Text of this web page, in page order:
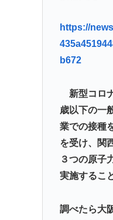
【注目】元ジャン
年を求刑‼
【悲報】女さん、
メンタリスト
開く価値がない奴
【速報】NHKの性
が衝撃告白！
【消費減税】日本
し立たず
じゃない！ライザ
https://
b672
新型コロ
歳以下の一
業での接種
を受け、関
３つの原子
実施する
調べたら大